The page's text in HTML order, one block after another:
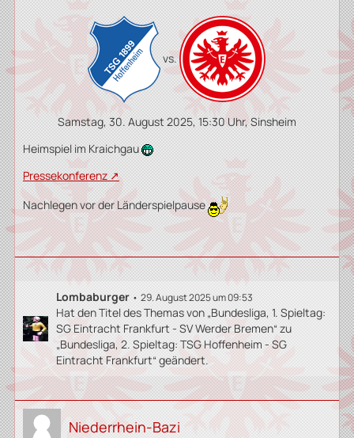
vs.
Samstag, 30. August 2025, 15:30 Uhr, Sinsheim
Heimspiel im Kraichgau
Pressekonferenz
Nachlegen vor der Länderspielpause
Lombaburger 29. August 2025 um 09:53
Hat den Titel des Themas von „Bundesliga, 1. Spieltag:
SG Eintracht Frankfurt - SV Werder Bremen“ zu
„Bundesliga, 2. Spieltag: TSG Hoffenheim - SG
Eintracht Frankfurt“ geändert.
Niederrhein-Bazi